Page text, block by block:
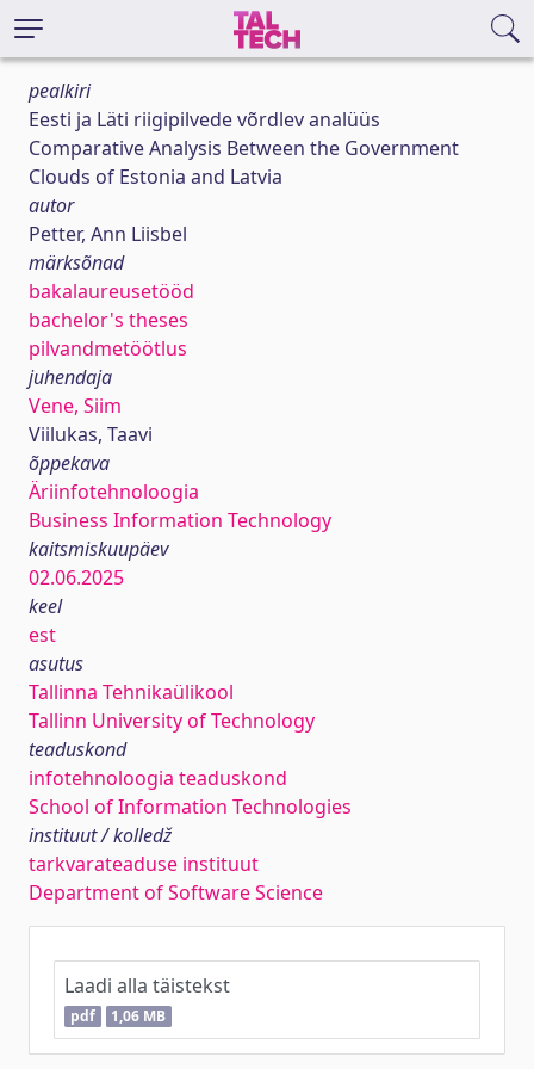
pealkiri
Eesti ja Läti riigipilvede võrdlev analüüs
Comparative Analysis Between the Government
Clouds of Estonia and Latvia
autor
Petter, Ann Liisbel
märksõnad
bakalaureusetööd
bachelor's theses
pilvandmetöötlus
juhendaja
Vene, Siim
Viilukas, Taavi
õppekava
Äriinfotehnoloogia
Business Information Technology
kaitsmiskuupäev
02.06.2025
keel
est
asutus
Tallinna Tehnikaülikool
Tallinn University of Technology
teaduskond
infotehnoloogia teaduskond
School of Information Technologies
instituut / kolledž
tarkvarateaduse instituut
Department of Software Science
Laadi alla täistekst
pdf 1,06 MB